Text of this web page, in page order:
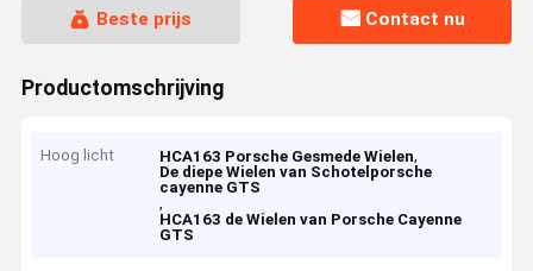
Beste prijs Contact nu
Productomschrijving
Hoog licht HCA163 Porsche Gesmede Wielen,
De diepe Wielen van Schotelporsche
cayenne GTS
,
HCA163 de Wielen van Porsche Cayenne
GTS